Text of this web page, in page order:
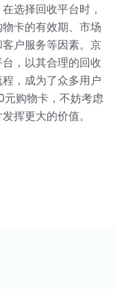
选择回收平台时，
卡的有效期、市场
户服务等因素。京
，以其合理的回收
，成为了众多用户
元购物卡，不妨考虑
挥更大的价值。